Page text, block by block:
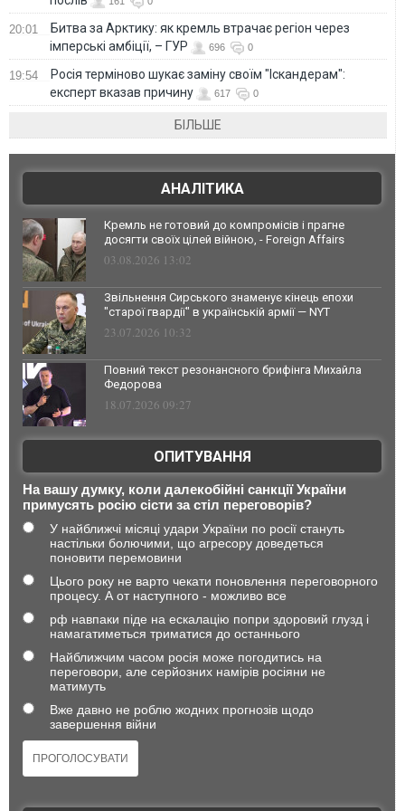
20:01
Битва за Арктику: як кремль втрачає регіон через
імперські амбіції, – ГУР
696 0
19:54
Росія терміново шукає заміну своїм "Іскандерам":
експерт вказав причину
617 0
БІЛЬШЕ
АНАЛІТИКА
Кремль не готовий до компромісів і прагне
досягти своїх цілей війною, - Foreign Affairs
03.08.2026 13:02
Звільнення Сирського знаменує кінець епохи
"старої гвардії" в українській армії — NYT
23.07.2026 10:32
Повний текст резонансного брифінга Михайла
Федорова
18.07.2026 09:27
ОПИТУВАННЯ
На вашу думку, коли далекобійні санкції України
примусять росію сісти за стіл переговорів?
У найближчі місяці удари України по росії стануть
настільки болючими, що агресору доведеться
поновити перемовини
Цього року не варто чекати поновлення переговорного
процесу. А от наступного - можливо все
рф навпаки піде на ескалацію попри здоровий глузд і
намагатиметься триматися до останнього
Найближчим часом росія може погодитись на
переговори, але серйозних намірів росіяни не
матимуть
Вже давно не роблю жодних прогнозів щодо
завершення війни